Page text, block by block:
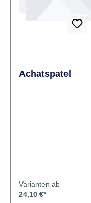
Achatspatel
Varianten ab
24,10 €*